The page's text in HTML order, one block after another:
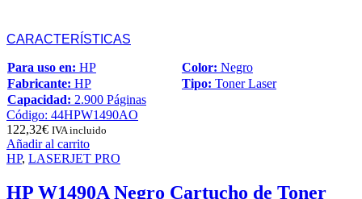
CARACTERÍSTICAS
Para uso en: HP Color: Negro
Fabricante: HP Tipo: Toner Laser
Capacidad: 2.900 Páginas
Código: 44HPW1490AO
122,32€ IVA incluido
Añadir al carrito
HP, LASERJET PRO
HP W1490A Negro Cartucho de Toner